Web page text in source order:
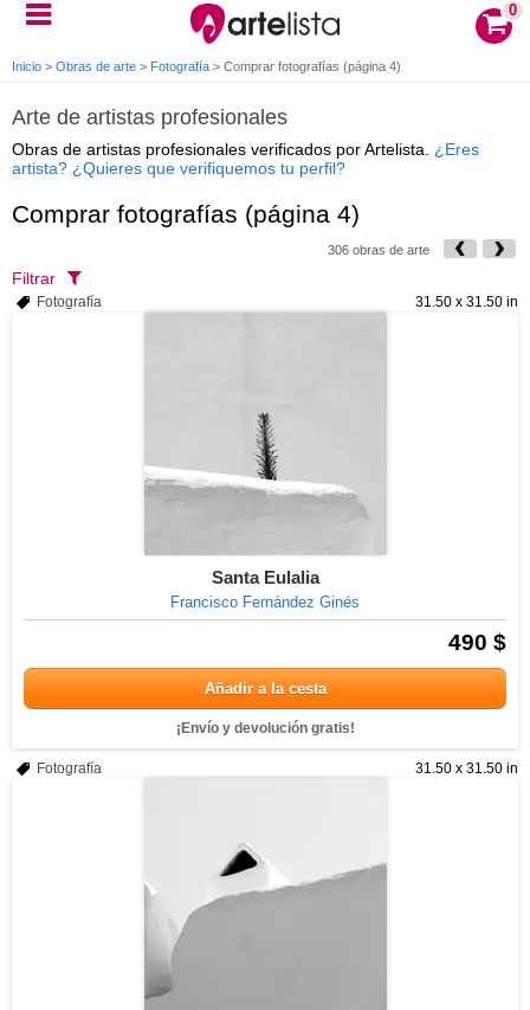
0
Inicio > Obras de arte > Fotografía > Comprar fotografías (página 4)
Arte de artistas profesionales
Obras de artistas profesionales verificados por Artelista. ¿Eres
artista? ¿Quieres que verifiquemos tu perfil?
Comprar fotografías (página 4)
306 obras de arte
Filtrar
31.50 x 31.50 in
Fotografía
Santa Eulalia
Francisco Fernández Ginés
490 $
Añadir a la cesta
¡Envío y devolución gratis!
31.50 x 31.50 in
Fotografía